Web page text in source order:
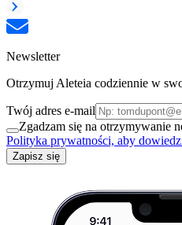
Newsletter
Otrzymuj Aleteia codziennie w
Twój adres e-mail
Zgadzam się na otrzymywanie
Polityka prywatności, aby
Zapisz się